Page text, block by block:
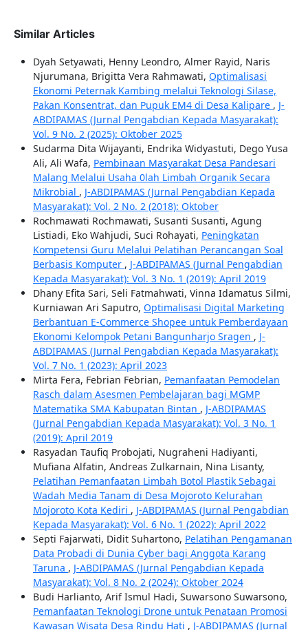
Similar Articles
Dyah Setyawati, Henny Leondro, Almer Rayid, Naris
Njurumana, Brigitta Vera Rahmawati, Optimalisasi
Ekonomi Peternak Kambing melalui Teknologi Silase,
Pakan Konsentrat, dan Pupuk EM4 di Desa Kalipare , J-
ABDIPAMAS (Jurnal Pengabdian Kepada Masyarakat):
Vol. 9 No. 2 (2025): Oktober 2025
Sudarma Dita Wijayanti, Endrika Widyastuti, Dego Yusa
Ali, Ali Wafa, Pembinaan Masyarakat Desa Pandesari
Malang Melalui Usaha 0lah Limbah Organik Secara
Mikrobial , J-ABDIPAMAS (Jurnal Pengabdian Kepada
Masyarakat): Vol. 2 No. 2 (2018): Oktober
Rochmawati Rochmawati, Susanti Susanti, Agung
Listiadi, Eko Wahjudi, Suci Rohayati, Peningkatan
Kompetensi Guru Melalui Pelatihan Perancangan Soal
Berbasis Komputer , J-ABDIPAMAS (Jurnal Pengabdian
Kepada Masyarakat): Vol. 3 No. 1 (2019): April 2019
Dhany Efita Sari, Seli Fatmahwati, Vinna Idamatus Silmi,
Kurniawan Ari Saputro, Optimalisasi Digital Marketing
Berbantuan E-Commerce Shopee untuk Pemberdayaan
Ekonomi Kelompok Petani Bangunharjo Sragen , J-
ABDIPAMAS (Jurnal Pengabdian Kepada Masyarakat):
Vol. 7 No. 1 (2023): April 2023
Mirta Fera, Febrian Febrian, Pemanfaatan Pemodelan
Rasch dalam Asesmen Pembelajaran bagi MGMP
Matematika SMA Kabupatan Bintan , J-ABDIPAMAS
(Jurnal Pengabdian Kepada Masyarakat): Vol. 3 No. 1
(2019): April 2019
Rasyadan Taufiq Probojati, Nugraheni Hadiyanti,
Mufiana Alfatin, Andreas Zulkarnain, Nina Lisanty,
Pelatihan Pemanfaatan Limbah Botol Plastik Sebagai
Wadah Media Tanam di Desa Mojoroto Kelurahan
Mojoroto Kota Kediri , J-ABDIPAMAS (Jurnal Pengabdian
Kepada Masyarakat): Vol. 6 No. 1 (2022): April 2022
Septi Fajarwati, Didit Suhartono, Pelatihan Pengamanan
Data Probadi di Dunia Cyber bagi Anggota Karang
Taruna , J-ABDIPAMAS (Jurnal Pengabdian Kepada
Masyarakat): Vol. 8 No. 2 (2024): Oktober 2024
Budi Harlianto, Arif Ismul Hadi, Suwarsono Suwarsono,
Pemanfaatan Teknologi Drone untuk Penataan Promosi
Kawasan Wisata Desa Rindu Hati , J-ABDIPAMAS (Jurnal